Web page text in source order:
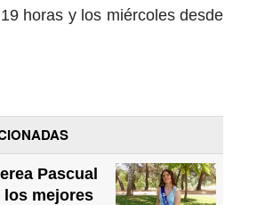
horas y los miércoles desde
Pascual
los mejores